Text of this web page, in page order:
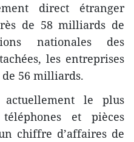
direct étranger
de 58 milliards de
nationales des
les entreprises
de 56 milliards.
actuellement le plus
et pièces
chiffre d’affaires de